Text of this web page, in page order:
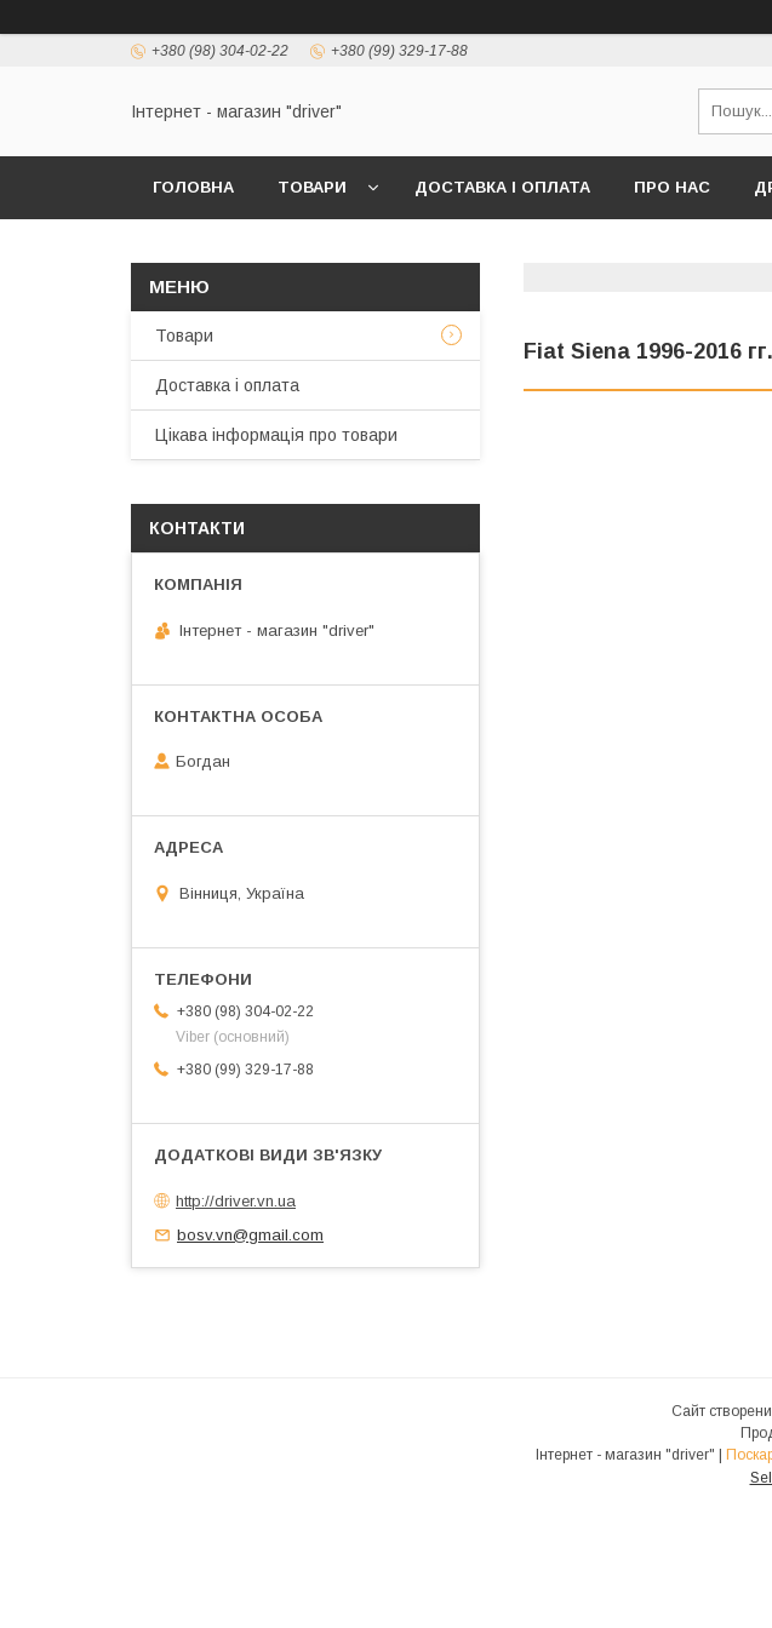
+380 (98) 304-02-22 +380 (99) 329-17-88
Інтернет - магазин "driver"
ГОЛОВНА ТОВАРИ ДОСТАВКА І ОПЛАТА ПРО НАС
Fiat Siena 1996-2016 гг.
Товари
Доставка і оплата
Цікава інформація про товари
КОНТАКТИ
Інтернет - магазин "driver"
Богдан
Вінниця, Україна
+380 (98) 304-02-22
Viber (основний)
+380 (99) 329-17-88
http://driver.vn.ua
bosv.vn@gmail.com
Сайт
Інтернет - магазин "driver" |